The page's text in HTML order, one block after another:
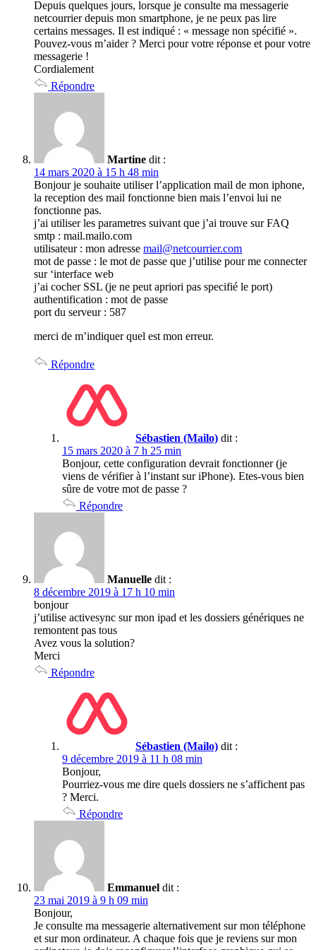
Depuis quelques jours, lorsque je consulte ma messagerie
netcourrier depuis mon smartphone, je ne peux pas lire
certains messages. Il est indiqué : « message non spécifié ».
Pouvez-vous m’aider ? Merci pour votre réponse et pour votre
messagerie !
Cordialement
Répondre
Martine dit :
14 mars 2020 à 15 h 48 min
Bonjour je souhaite utiliser l’application mail de mon iphone,
la reception des mail fonctionne bien mais l’envoi lui ne
fonctionne pas.
j’ai utiliser les parametres suivant que j’ai trouve sur FAQ
smtp : mail.mailo.com
utilisateur : mon adresse mail@netcourrier.com
mot de passe : le mot de passe que j’utilise pour me connecter
sur ‘interface web
j’ai cocher SSL (je ne peut apriori pas specifié le port)
authentification : mot de passe
port du serveur : 587
merci de m’indiquer quel est mon erreur.
Répondre
Sébastien (Mailo) dit :
15 mars 2020 à 7 h 25 min
Bonjour, cette configuration devrait fonctionner (je
viens de vérifier à l’instant sur iPhone). Etes-vous bien
sûre de votre mot de passe ?
Répondre
Manuelle dit :
8 décembre 2019 à 17 h 10 min
bonjour
j’utilise activesync sur mon ipad et les dossiers génériques ne
remontent pas tous
Avez vous la solution?
Merci
Répondre
Sébastien (Mailo) dit :
9 décembre 2019 à 11 h 08 min
Bonjour,
Pourriez-vous me dire quels dossiers ne s’affichent pas
? Merci.
Répondre
Emmanuel dit :
23 mai 2019 à 9 h 09 min
Bonjour,
Je consulte ma messagerie alternativement sur mon téléphone
et sur mon ordinateur. A chaque fois que je reviens sur mon